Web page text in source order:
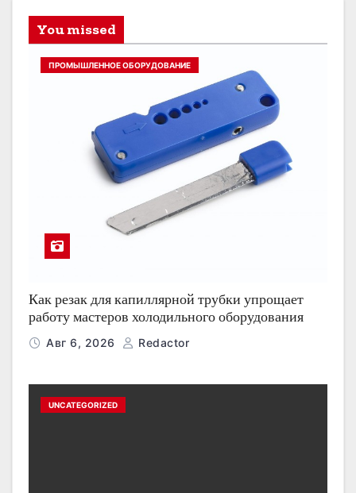
You missed
ПРОМЫШЛЕННОЕ ОБОРУДОВАНИЕ
Как резак для капиллярной трубки упрощает
работу мастеров холодильного оборудования
Авг 6, 2026 Redactor
UNCATEGORIZED